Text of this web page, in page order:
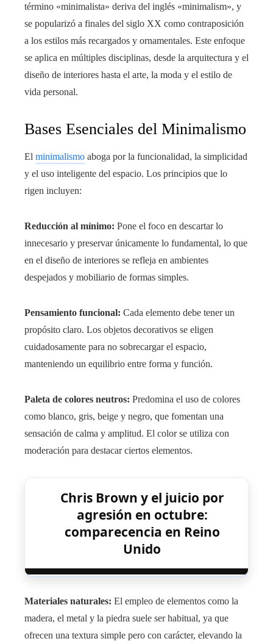
término «minimalista» deriva del inglés «minimalism», y
se popularizó a finales del siglo XX como contraposición
a los estilos más recargados y ornamentales. Este enfoque
se aplica en múltiples disciplinas, desde la arquitectura y el
diseño de interiores hasta el arte, la moda y el estilo de
vida personal.
Bases Esenciales del Minimalismo
El minimalismo aboga por la funcionalidad, la simplicidad
y el uso inteligente del espacio. Los principios que lo
rigen incluyen:
Reducción al mínimo: Pone el foco en descartar lo
innecesario y preservar únicamente lo fundamental, lo que
en el diseño de interiores se refleja en ambientes
despejados y mobiliario de formas simples.
Pensamiento funcional: Cada elemento debe tener un
propósito claro. Los objetos decorativos se eligen
cuidadosamente para no sobrecargar el espacio,
manteniendo un equilibrio entre forma y función.
Paleta de colores neutros: Predomina el uso de colores
como blanco, gris, beige y negro, que fomentan una
sensación de calma y amplitud. El color se utiliza con
moderación para destacar ciertos elementos.
Chris Brown y el juicio por
agresión en octubre:
comparecencia en Reino
Unido
Materiales naturales: El empleo de elementos como la
madera, el metal y la piedra suele ser habitual, ya que
ofrecen una textura simple pero con carácter, elevando la